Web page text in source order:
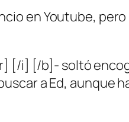
en Youtube,
[/i] [/b]- soltó
a Ed, aunque